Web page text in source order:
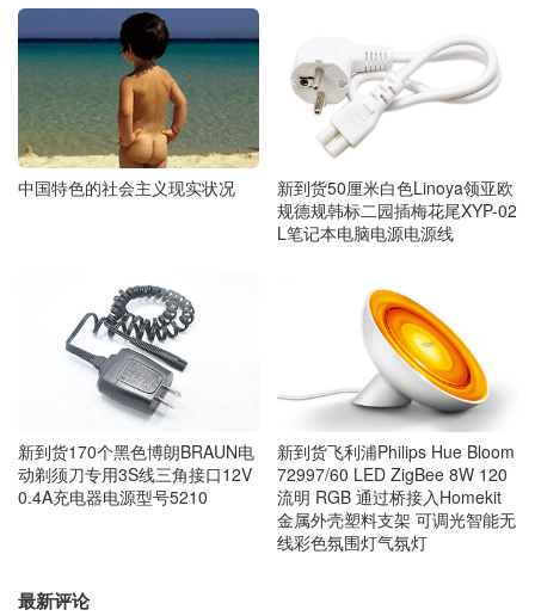
中国特色的社会主义现实状况
新到货50厘米白色Linoya领亚欧
规德规韩标二园插梅花尾XYP-02
L笔记本电脑电源电源线
新到货170个黑色博朗BRAUN电
动剃须刀专用3S线三角接口12V
0.4A充电器电源型号5210
新到货飞利浦Philips Hue Bloom
72997/60 LED ZigBee 8W 120
流明 RGB 通过桥接入Homekit
金属外壳塑料支架 可调光智能无
线彩色氛围灯气氛灯
最新评论